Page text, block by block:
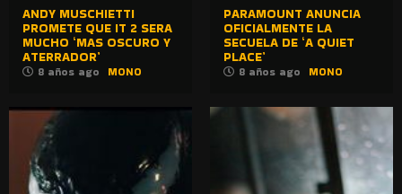
ANDY MUSCHIETTI
PROMETE QUE IT 2 SERA
MUCHO ‘MAS OSCURO Y
ATERRADOR’
8 años ago MONO
PARAMOUNT ANUNCIA
OFICIALMENTE LA
SECUELA DE ‘A QUIET
PLACE’
8 años ago MONO